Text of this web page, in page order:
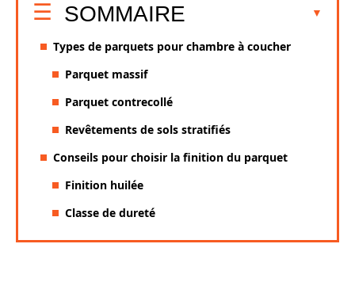
SOMMAIRE
Types de parquets pour chambre à coucher
Parquet massif
Parquet contrecollé
Revêtements de sols stratifiés
Conseils pour choisir la finition du parquet
Finition huilée
Classe de dureté